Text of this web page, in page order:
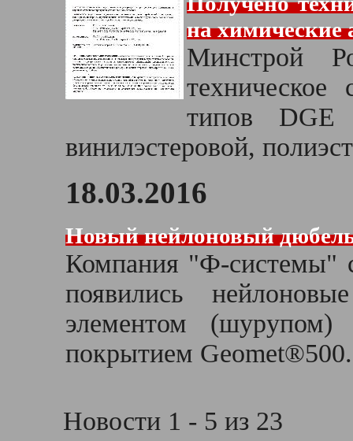
на химические
Минстрой
техническое
типов
винилэстеровой,
18.03.2016
Новый нейлоновый дюбель
Компания "Ф-системы"
появились
элементом (шурупом)
покрытием Geomet®500.
Новости 1 - 5 из 23